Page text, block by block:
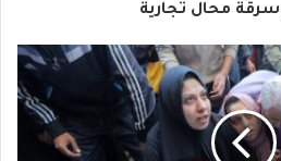
محال تجارية